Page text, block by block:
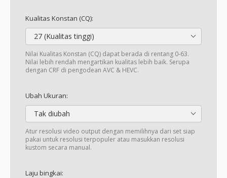
Kualitas Konstan (CQ):
27 (Kualitas tinggi)
Nilai Kualitas Konstan (CQ) dapat berada di rentang 0-63.
Nilai lebih rendah mengartikan kualitas lebih baik. Serupa
dengan CRF di pengodean AVC & HEVC.
Ubah Ukuran:
Tak diubah
Atur resolusi video output dengan memilihnya dari set siap
pakai untuk resolusi terpopuler atau masukkan resolusi
kustom secara manual.
Laju bingkai: